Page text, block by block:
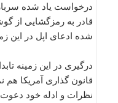
درخواست یاد شده
قادر به رمزگشایی
شده ادعای اپل در این
درگیری در این زمینه
قانون گذاری آمریکا هم
نظرات و ادله خود